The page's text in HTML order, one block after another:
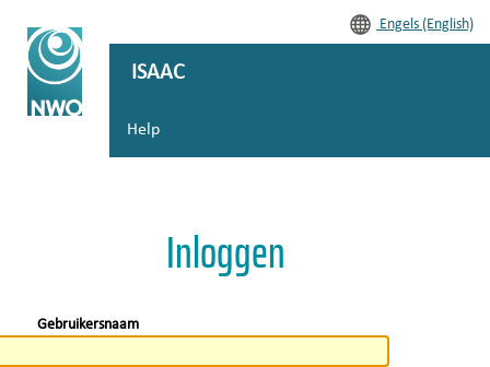
Engels (English)
ISAAC
Help
Inloggen
Gebruikersnaam